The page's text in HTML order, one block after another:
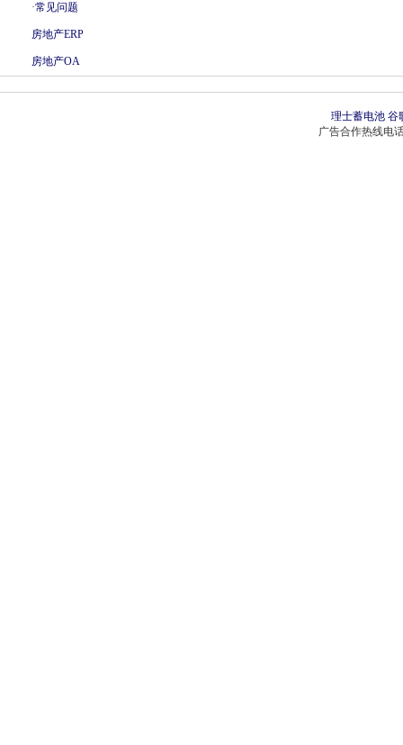
·常见问题
房地产ERP
房地产OA
理士蓄电池 谷
广告合作热线电